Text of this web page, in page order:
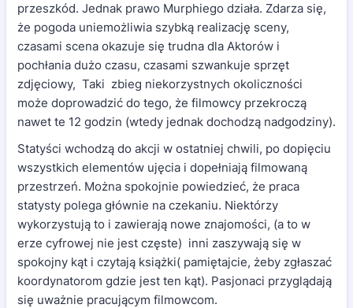
przeszkód. Jednak prawo Murphiego działa. Zdarza się,
że pogoda uniemożliwia szybką realizację sceny,
czasami scena okazuje się trudna dla Aktorów i
pochłania dużo czasu, czasami szwankuje sprzęt
zdjęciowy, Taki zbieg niekorzystnych okoliczności
może doprowadzić do tego, że filmowcy przekroczą
nawet te 12 godzin (wtedy jednak dochodzą nadgodziny).
Statyści wchodzą do akcji w ostatniej chwili, po dopięciu
wszystkich elementów ujęcia i dopełniają filmowaną
przestrzeń. Można spokojnie powiedzieć, że praca
statysty polega głównie na czekaniu. Niektórzy
wykorzystują to i zawierają nowe znajomości, (a to w
erze cyfrowej nie jest częste) inni zaszywają się w
spokojny kąt i czytają książki( pamiętajcie, żeby zgłaszać
koordynatorom gdzie jest ten kąt). Pasjonaci przyglądają
się uważnie pracującym filmowcom.